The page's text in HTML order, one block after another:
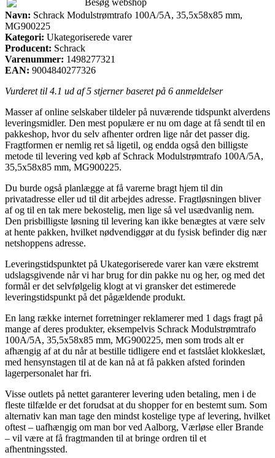
Navn: Schrack Modulstrømtrafo 100A/5A, 35,5x58x85 mm,
MG900225
Kategori: Ukategoriserede varer
Producent: Schrack
Varenummer: 1498277321
EAN: 9004840277326
Vurderet til 4.1 ud af 5 stjerner baseret på 6 anmeldelser
Masser af online selskaber tildeler på nuværende tidspunkt alverdens
leveringsmidler. Den mest populære er nu om dage at få sendt til en
pakkeshop, hvor du selv afhenter ordren lige når det passer dig.
Fragtformen er nemlig ret så ligetil, og endda også den billigste
metode til levering ved køb af Schrack Modulstrømtrafo 100A/5A,
35,5x58x85 mm, MG900225.
Du burde også planlægge at få varerne bragt hjem til din
privatadresse eller ud til dit arbejdes adresse. Fragtløsningen bliver
af og til en tak mere bekostelig, men lige så vel usædvanlig nem.
Den prisbilligste løsning til levering kan ikke benægtes at være selv
at hente pakken, hvilket nødvendiggør at du fysisk befinder dig nær
netshoppens adresse.
Leveringstidspunktet på Ukategoriserede varer kan være ekstremt
udslagsgivende når vi har brug for din pakke nu og her, og med det
formål er det selvfølgelig klogt at vi gransker det estimerede
leveringstidspunkt på det pågældende produkt.
En lang række internet forretninger reklamerer med 1 dags fragt på
mange af deres produkter, eksempelvis Schrack Modulstrømtrafo
100A/5A, 35,5x58x85 mm, MG900225, men som trods alt er
afhængig af at du når at bestille tidligere end et fastslået klokkeslæt,
med hensynstagen til at de kan nå at få pakken afsted forinden
lagerpersonalet har fri.
Visse outlets på nettet garanterer levering uden betaling, men i de
fleste tilfælde er det forudsat at du shopper for en bestemt sum. Som
alternativ kan man tage den mindst kostelige type af levering, hvilket
oftest – uafhængig om man bor ved Aalborg, Værløse eller Brande
– vil være at få fragtmanden til at bringe ordren til et
afhentningssted.